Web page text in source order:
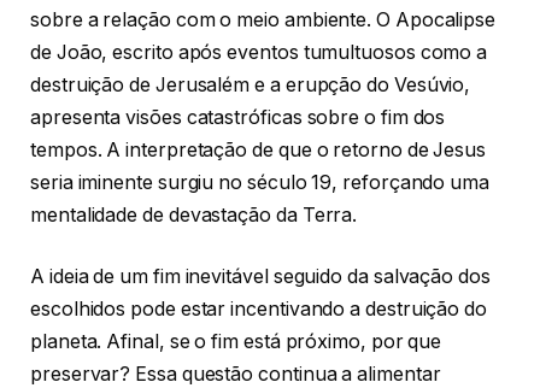
sobre a relação com o meio ambiente. O Apocalipse
de João, escrito após eventos tumultuosos como a
destruição de Jerusalém e a erupção do Vesúvio,
apresenta visões catastróficas sobre o fim dos
tempos. A interpretação de que o retorno de Jesus
seria iminente surgiu no século 19, reforçando uma
mentalidade de devastação da Terra.
A ideia de um fim inevitável seguido da salvação dos
escolhidos pode estar incentivando a destruição do
planeta. Afinal, se o fim está próximo, por que
preservar? Essa questão continua a alimentar